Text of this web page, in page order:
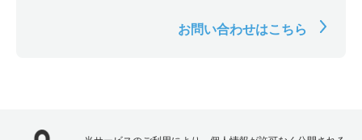
お問い合わせはこちら